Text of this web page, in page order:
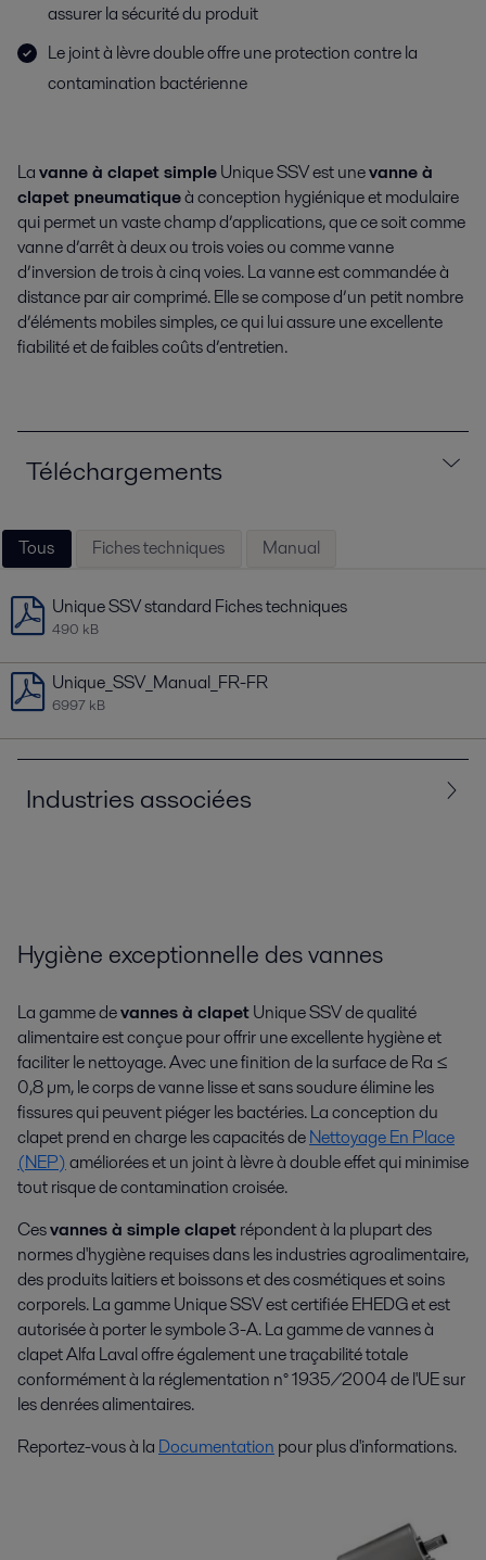
assurer la sécurité du produit
Le joint à lèvre double offre une protection contre la
contamination bactérienne
Lavanne à clapet simpleUnique SSV est unevanne à
clapet pneumatiqueà conception hygiénique et modulaire
qui permet un vaste champ d’applications, que ce soit comme
vanne d’arrêt à deux ou trois voies ou comme vanne
d’inversion de trois à cinq voies. La vanne est commandée à
distance par air comprimé. Elle se compose d’un petit nombre
d’éléments mobiles simples, ce qui lui assure une excellente
fiabilité et de faibles coûts d’entretien.
Téléchargements
Tous Fiches techniques Manual
Unique SSV standard Fiches techniques
490 kB
Unique_SSV_Manual_FR-FR
6997 kB
Industries associées
Cosmétiques et soins corporels
La fabrication efficace de formulations extrêmement différentiées pour
les produits cosmétiques et de soins corporels nécessite l'expertise des
procédés et une vaste gamme d'équipements hygiéniques.
Hygiène exceptionnelle des vannes
La gamme devannes à clapetUnique SSV de qualité
alimentaire est conçue pour offrir une excellente hygiène et
faciliter le nettoyage. Avec une finition de la surface de Ra ≤
0,8 µm, le corps de vanne lisse et sans soudure élimine les
fissures qui peuvent piéger les bactéries. La conception du
clapet prend en charge les capacités deNettoyage En Place
(NEP)améliorées et un joint à lèvre à double effet qui minimise
tout risque de contamination croisée.
Cesvannes à simple clapetrépondent à la plupart des
normes d'hygiène requises dans les industries agroalimentaire,
des produits laitiers et boissons et des cosmétiques et soins
corporels. La gamme Unique SSV est certifiée EHEDG et est
autorisée à porter le symbole 3-A. La gamme de vannes à
clapet Alfa Laval offre également une traçabilité totale
conformément à la réglementation n° 1935/2004 de l'UE sur
les denrées alimentaires.
Reportez-vous à la Documentation pour plus d'informations.